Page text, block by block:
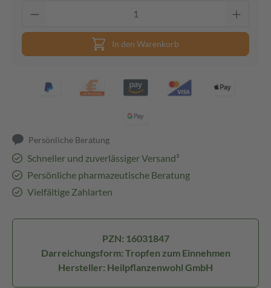
In den Warenkorb
Persönliche Beratung
Schneller und zuverlässiger Versand³
Persönliche pharmazeutische Beratung
Vielfältige Zahlarten
PZN: 16031847
Darreichungsform: Tropfen zum Einnehmen
Hersteller: Heilpflanzenwohl GmbH